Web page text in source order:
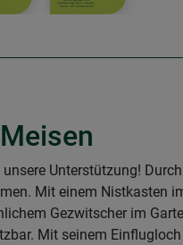
Unterstützung!
Mit einem Nistkasten
Gezwitscher im
Mit seinem